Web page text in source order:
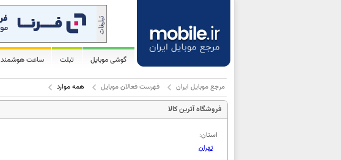
گوشی موبایل تبلت ساعت هوشمند
مرجع موبایل ایران فهرست فعالان موبایل همه موارد
فروشگاه آترین کالا
استان:
تهران